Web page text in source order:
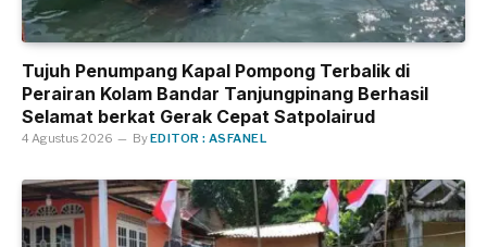
Tujuh Penumpang Kapal Pompong Terbalik di
Perairan Kolam Bandar Tanjungpinang Berhasil
Selamat berkat Gerak Cepat Satpolairud
4 Agustus 2026 ByEDITOR : ASFANEL